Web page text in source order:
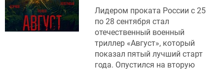
Лидером проката России с 25
по 28 сентября стал
отечественный военный
триллер «Август», который
показал пятый лучший старт
года. Опустился на вторую